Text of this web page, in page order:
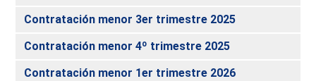
Contratación menor 3er trimestre 2025
Contratación menor 4º trimestre 2025
Contratación menor 1er trimestre 2026